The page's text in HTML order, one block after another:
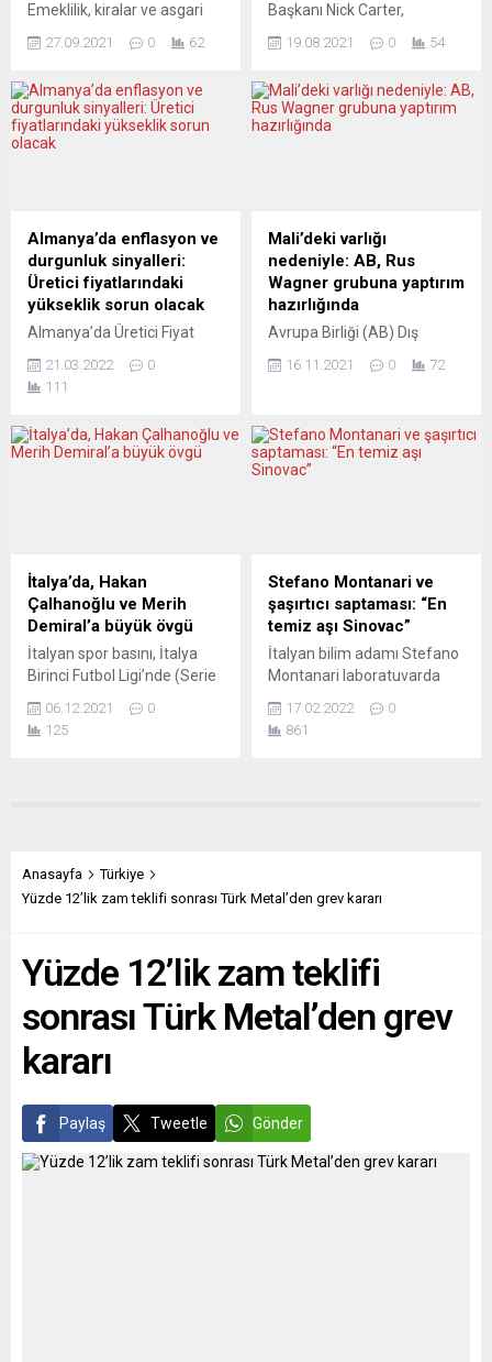
Emeklilik, kiralar ve asgari
kucaklayan Almanya Sosyal
başbakan adayı Olaf Scholz,
Noel’e dek hükümeti kurmak
istediğini açıkladı. Belki
iktidar değişikliği,
Almanya’daki Türkiye
kökenliler için ırkçılıkla
mücadele, göç ve uyum
açısından önem taşıyor.
Kesin sonuçlar için...
27.09.2021 0 62
Başkanı Nick Carter,
hükümet kurması için alan
belirterek, “Belki de bu
Taliban, insanların
Genelkurmay Başkanı
Carter, BBC’ye yaptığı
açıklamada, İngiliz
kuvvetlerinin Kabil Havaalanı
çevresinde güvenliği
sağlayan Taliban’la işbirliği
yaptığını ve eski Afganistan
19.08.2021 0 54
Almanya’da enflasyon ve
durgunluk sinyalleri:
Üretici fiyatlarındaki
yükseklik sorun olacak
Almanya’da Üretici Fiyat
fiyatlarının etkisiyle geçen
ay 2021’in aynı dönemine
fiyatlar henüz tüketiciye
yansıtılmadığı için, geleceğe
ayına ilişkin ÜFE verilerini
açıkladı. Buna göre,
Almanya’da ÜFE, şubatta
ocak ayına kıyasla...
21.03.2022
0
111
Mali’deki varlığı
nedeniyle: AB, Rus
Wagner grubuna yaptırım
hazırlığında
Avrupa Birliği (AB) Dış
Yüksek Temsilcisi Josep
eylemleriyle ilgili yürütülen
teknik çalışmalar
Borrell, AB Dışişleri Bakanları
ve AB-Doğu Ortaklığı
Dışişleri Bakanları
toplantılarının ardından
basına açıklamalarda
bulundu. Bakanların
Afrika’nın...
16.11.2021 0 72
İtalya’da, Hakan
Çalhanoğlu ve Merih
Demiral’a büyük övgü
İtalyan spor basını, İtalya
Birinci Futbol Ligi’nde (Serie
futbolcular Hakan
Çalhanoğlu ve Merih
yenmesiyle, Milano takımları
Milan ve Inter’in zirveyi ele
Inter’in Roma’yı...
06.12.2021
0
125
Stefano Montanari ve
şaşırtıcı saptaması: “En
temiz aşı Sinovac”
İtalyan bilim adamı Stefano
Montanari laboratuvarda
aşıları içinde en temiz olanın
Çin tarafından üretilen
Montanari, grafen oksidin
manyetik yapma özelliğine...
17.02.2022
0
861
Anasayfa
Türkiye
Yüzde 12’lik zam teklifi sonrası Türk Metal’den grev kararı
Yüzde 12’lik zam teklifi
sonrası Türk Metal’den grev
kararı
Paylaş Tweetle Gönder